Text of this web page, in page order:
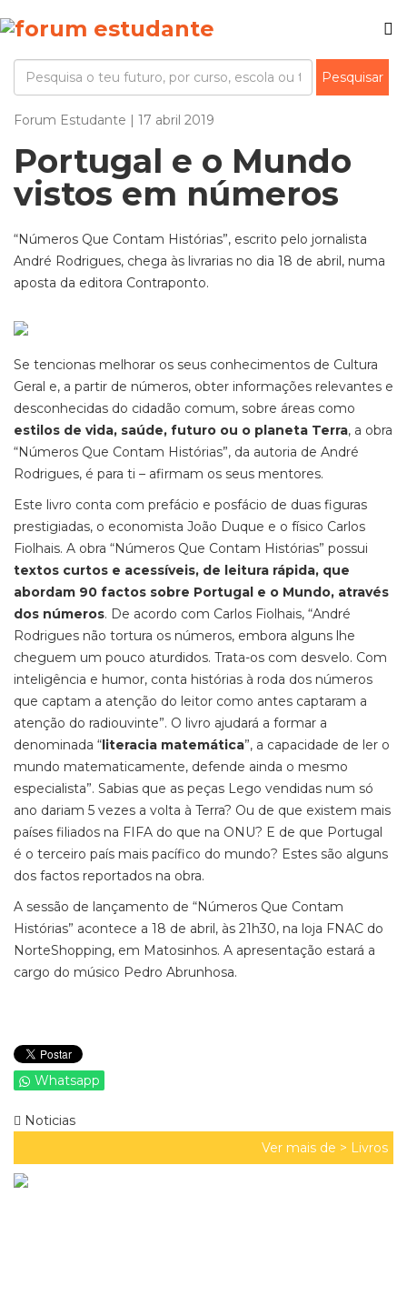
Forum Estudante | 17 abril 2019
Portugal e o Mundo
vistos em números
“Números Que Contam Histórias”, escrito pelo jornalista
André Rodrigues, chega às livrarias no dia 18 de abril, numa
aposta da editora Contraponto.
Se tencionas melhorar os seus conhecimentos de Cultura
Geral e, a partir de números, obter informações relevantes e
desconhecidas do cidadão comum, sobre áreas como
estilos de vida, saúde, futuro ou o planeta Terra, a obra
“Números Que Contam Histórias”, da autoria de André
Rodrigues, é para ti – afirmam os seus mentores.
Este livro conta com prefácio e posfácio de duas figuras
prestigiadas, o economista João Duque e o físico Carlos
Fiolhais. A obra “Números Que Contam Histórias” possui
textos curtos e acessíveis, de leitura rápida, que
abordam 90 factos sobre Portugal e o Mundo, através
dos números. De acordo com Carlos Fiolhais, “André
Rodrigues não tortura os números, embora alguns lhe
cheguem um pouco aturdidos. Trata-os com desvelo. Com
inteligência e humor, conta histórias à roda dos números
que captam a atenção do leitor como antes captaram a
atenção do radiouvinte”. O livro ajudará a formar a
denominada “literacia matemática”, a capacidade de ler o
mundo matematicamente, defende ainda o mesmo
especialista”. Sabias que as peças Lego vendidas num só
ano dariam 5 vezes a volta à Terra? Ou de que existem mais
países filiados na FIFA do que na ONU? E de que Portugal
é o terceiro país mais pacífico do mundo? Estes são alguns
dos factos reportados na obra.
A sessão de lançamento de “Números Que Contam
Histórias” acontece a 18 de abril, às 21h30, na loja FNAC do
NorteShopping, em Matosinhos. A apresentação estará a
cargo do músico Pedro Abrunhosa.
Whatsapp
Noticias
Ver mais de > Livros